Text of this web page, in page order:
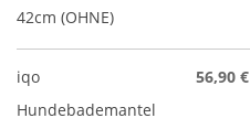
42cm (OHNE)
iqo
Hundebademantel
56,90 €